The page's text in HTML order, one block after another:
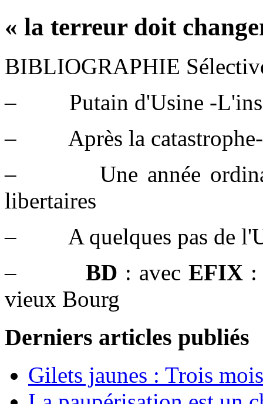
« la terreur doit
BIBLIOGRAPHIE
– Putain d'Usine -
– Après la catastrophe-
– Une année
libertaires
– A quelques pas de
– BD : avecEFIX :
vieux Bourg
Derniers articles publiés
Gilets jaunes : Trois